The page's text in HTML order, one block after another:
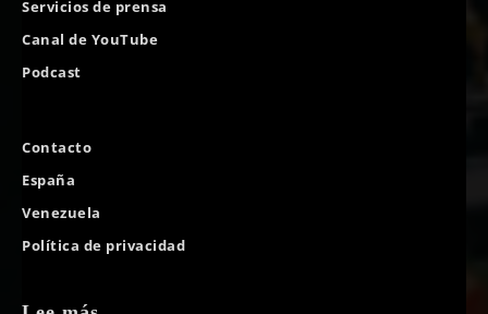
Servicios de prensa
Canal de YouTube
Podcast
Contacto
España
Venezuela
Política de privacidad